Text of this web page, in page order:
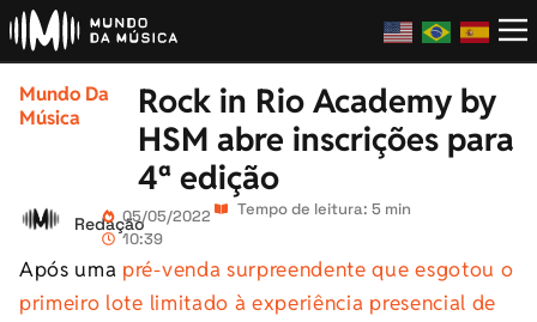
Mundo Da
Música
Rock in Rio Academy by
HSM abre inscrições para
4ª edição
Redação05/05/2022
10:39
Tempo de leitura: 5 min
Após uma pré-venda surpreendente que esgotou o
primeiro lote limitado à experiência presencial de